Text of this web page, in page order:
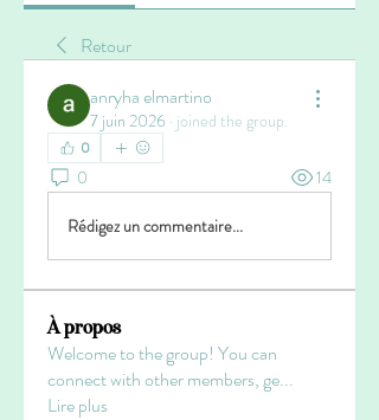
Retour
anryha elmartino
7 juin 2026 · joined the group.
0
0 14
Rédigez un commentaire...
À propos
Welcome to the group! You can
connect with other members, ge...
Lire plus